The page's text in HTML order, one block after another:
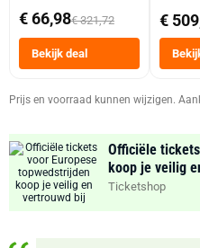
abonnement
€ 66,98€ 321,72
Bekijk deal
€
Prijs en voorraad kunnen wijzigen.
Officiële
koop je veilig
Ticketshop